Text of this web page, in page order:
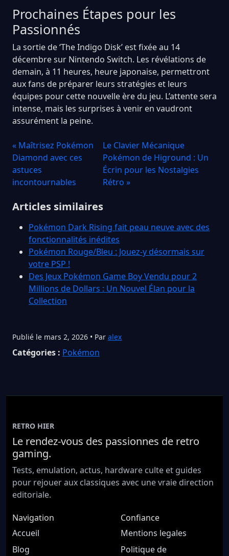
Prochaines Étapes pour les
Passionnés
La sortie de ‘The Indigo Disk’ est fixée au 14
décembre sur Nintendo Switch. Les révélations de
demain, à 11 heures, heure japonaise, permettront
aux fans de préparer leurs stratégies et leurs
équipes pour cette nouvelle ère du jeu. L’attente sera
intense, mais les surprises à venir en vaudront
assurément la peine.
« Maîtrisez Pokémon
Diamond avec ces
astuces
incontournables
Le Clavier Mécanique
Pokémon de Higround : Un
Écrin pour les Nostalgies
Rétro »
Articles similaires
Pokémon Dark Rising fait peau neuve avec des
fonctionnalités inédites
Pokémon Rouge/Bleu : Jouez-y désormais sur
votre PSP !
Des Jeux Pokémon Game Boy Vendu pour 2
Millions de Dollars : Un Nouvel Élan pour la
Collection
Publié le mars 2, 2026 • Par alex
Catégories : Pokémon
RETRO HIER
Le rendez-vous des passionnes de retro
gaming.
Tests, emulation, actus, hardware culte et guides
pour rejouer aux classiques avec une vraie direction
editoriale.
Navigation
Accueil
Blog
Confiance
Mentions legales
Politique de